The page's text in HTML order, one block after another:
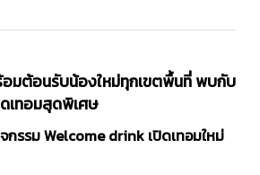
มต้อนรับน้องใหม่ทุกเขตพื้นที่ พบกับ
เทอมสุดพิเศษ
กรรม Welcome drink เปิดเทอมใหม่